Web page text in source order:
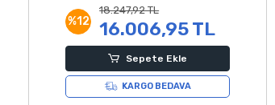
18 Kadro
%12
18.247,92 TL
16.006,95 TL
Sepete Ekle
KARGO BEDAVA